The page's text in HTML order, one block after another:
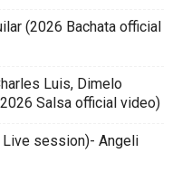
(2026 Bachata official
Luis, Dimelo
Salsa official video)
Live session)- Angeli